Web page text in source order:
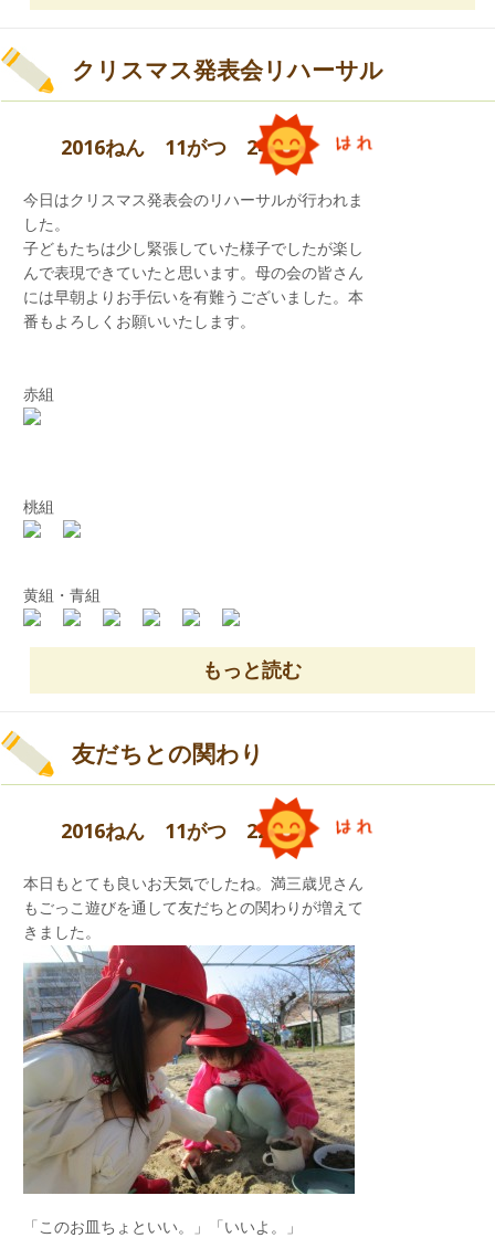
卒園したお姉さん・お兄さんにも会えて
嬉しい気持ちになりました！！
帰りも、みんなで安全に帰りました。
北条小学校の皆さん、
今日は本当にありがとうございました！
楽しいお店やさんがたくさんあり、
とっても楽しい活動ができました。
くるま屋さん
さかなつり
クリスマス発表会リハーサル
2016ねん 11がつ 24にち
今日はクリスマス発表会のリハーサルが行われま
した。
子どもたちは少し緊張していた様子でしたが楽し
んで表現できていたと思います。母の会の皆さん
には早朝よりお手伝いを有難うございました。本
番もよろしくお願いいたします。
赤組
桃組
黄組・青組
もっと読む
友だちとの関わり
2016ねん 11がつ 22にち
本日もとても良いお天気でしたね。満三歳児さん
もごっこ遊びを通して友だちとの関わりが増えて
きました。
「このお皿ちょといい。」「いいよ。」